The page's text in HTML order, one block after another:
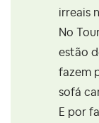
irreais
No
estão
fazem
sofá
E por